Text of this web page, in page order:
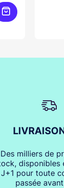
Ajouter au panier
Des milliers de
disponibles
J+1 pour toute
passée